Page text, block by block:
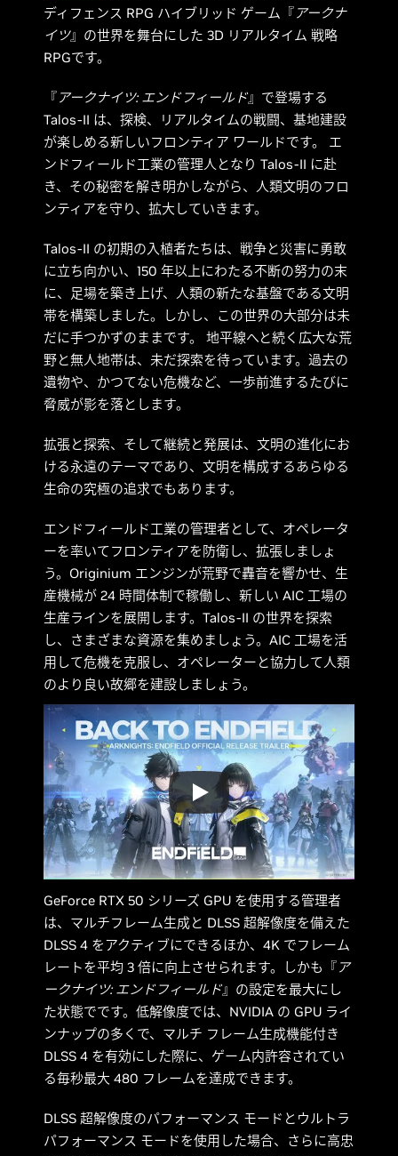
ディフェンス RPG ハイブリッド ゲーム『アークナ
イツ』の世界を舞台にした 3D リアルタイム 戦略
RPGです。
『アークナイツ: エンドフィールド』で登場する
Talos-II は、探検、リアルタイムの戦闘、基地建設
が楽しめる新しいフロンティア ワールドです。 エ
ンドフィールド工業の管理人となり Talos-II に赴
き、その秘密を解き明かしながら、人類文明のフロ
ンティアを守り、拡大していきます。
Talos-II の初期の入植者たちは、戦争と災害に勇敢
に立ち向かい、150 年以上にわたる不断の努力の末
に、足場を築き上げ、人類の新たな基盤である文明
帯を構築しました。しかし、この世界の大部分は未
だに手つかずのままです。 地平線へと続く広大な荒
野と無人地帯は、未だ探索を待っています。過去の
遺物や、かつてない危機など、一歩前進するたびに
脅威が影を落とします。
拡張と探索、そして継続と発展は、文明の進化にお
ける永遠のテーマであり、文明を構成するあらゆる
生命の究極の追求でもあります。
エンドフィールド工業の管理者として、オペレータ
ーを率いてフロンティアを防衛し、拡張しましょ
う。Originium エンジンが荒野で轟音を響かせ、生
産機械が 24 時間体制で稼働し、新しい AIC 工場の
生産ラインを展開します。Talos-II の世界を探索
し、さまざまな資源を集めましょう。AIC 工場を活
用して危機を克服し、オペレーターと協力して人類
のより良い故郷を建設しましょう。
GeForce RTX 50 シリーズ GPU を使用する管理者
は、マルチフレーム生成と DLSS 超解像度を備えた
DLSS 4 をアクティブにできるほか、4K でフレーム
レートを平均 3 倍に向上させられます。しかも『 ア
ークナイツ: エンドフィールド』の設定を最大にし
た状態でです。低解像度では、NVIDIA の GPU ライ
ンナップの多くで、マルチ フレーム生成機能付き
DLSS 4 を有効にした際に、ゲーム内許容されてい
る毎秒最大 480 フレームを達成できます。
DLSS 超解像度のパフォーマンス モードとウルトラ
パフォーマンス モードを使用した場合、さらに高忠